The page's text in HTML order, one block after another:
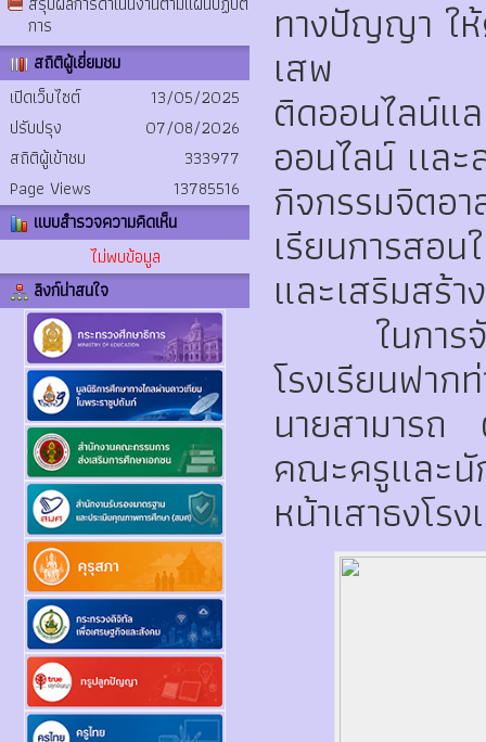
การ
สถิติผู้เยี่ยมชม
เปิดเว็บไซต์
13/05/2025
ปรับปรุง
07/08/2026
สถิติผู้เข้าชม
333977
Page Views
13785516
แบบสำรวจความคิดเห็น
ไม่พบข้อมูล
ลิงก์น่าสนใจ
ทางปัญญา ใ
เสพ
ติดออนไลน์แ
ออนไลน์ เเล
กิจกรรมจิตอ
เรียนการสอน
และเสริมสร้
ในการจัด
โรงเรียนฟา
นายสามารถ
คณะครูและนั
หน้าเสาธงโร